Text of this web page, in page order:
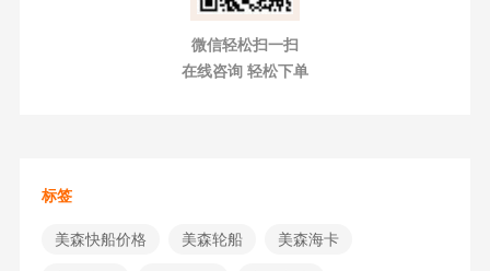
微信轻松扫一扫
在线咨询 轻松下单
标签
美森快船价格 美森轮船 美森海卡